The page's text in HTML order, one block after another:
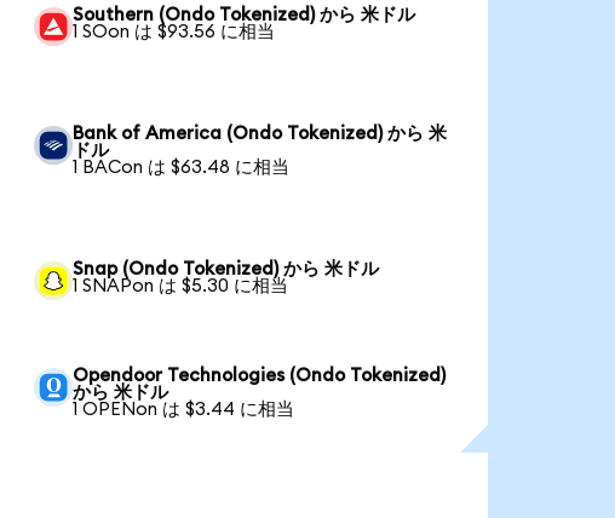
Southern (Ondo Tokenized) から 米ドル
1 SOon は $93.56 に相当
Bank of America (Ondo Tokenized) から 米
ドル
1 BACon は $63.48 に相当
Snap (Ondo Tokenized) から 米ドル
1 SNAPon は $5.30 に相当
Opendoor Technologies (Ondo Tokenized)
から 米ドル
1 OPENon は $3.44 に相当